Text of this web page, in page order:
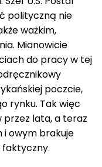
polityczną nie
ważkim,
Mianowicie
do pracy w tej
poczcie,
rynku. Tak więc
przez lata, a teraz
i owym brakuje
faktyczny.